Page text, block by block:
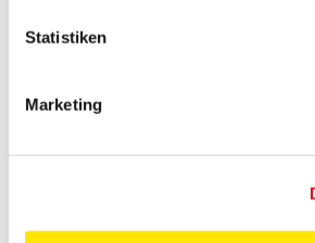
Statistiken
Marketing